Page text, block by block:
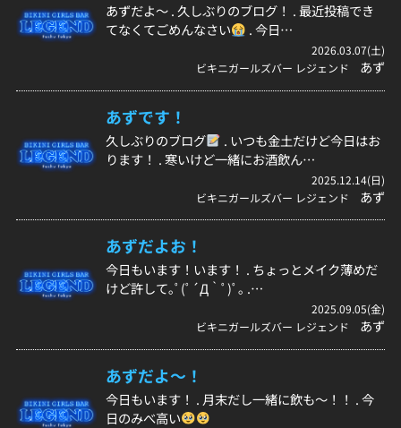
あずだよ〜 . 久しぶりのブログ！ . 最近投稿でき
てなくてごめんなさい
. 今日…
2026.03.07(土)
ビキニガールズバー レジェンド
あず
あずです！
久しぶりのブログ
. いつも金土だけど今日はお
ります！ . 寒いけど一緒にお酒飲ん…
2025.12.14(日)
ビキニガールズバー レジェンド
あず
あずだよお！
今日もいます！います！ . ちょっとメイク薄めだ
けど許して｡ﾟ(ﾟ´Д｀ﾟ)ﾟ｡ .…
2025.09.05(金)
ビキニガールズバー レジェンド
あず
あずだよ〜！
今日もいます！ . 月末だし一緒に飲も〜！！ . 今
日のみべ高い